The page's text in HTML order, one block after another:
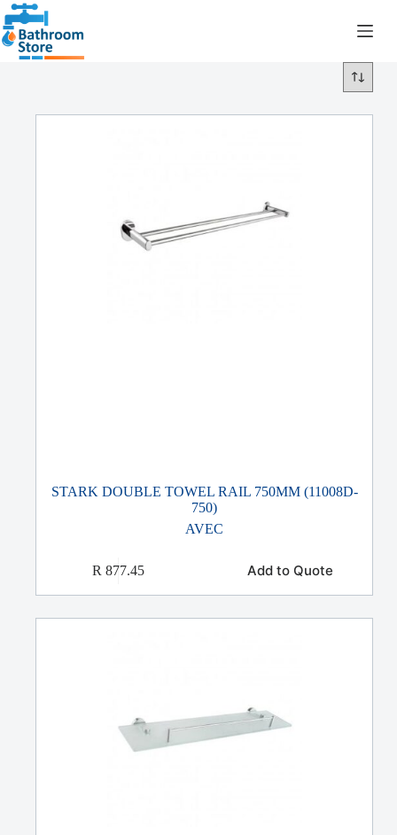
STARK DOUBLE TOWEL RAIL 750MM (11008D-
750)
AVEC
R 877.45 Add to Quote